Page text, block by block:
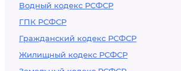
Водный кодекс РСФСР
ГПК РСФСР
Гражданский кодекс РСФСР
Жилищный кодекс РСФСР